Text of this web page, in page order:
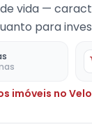
vida —
para
imóveis no